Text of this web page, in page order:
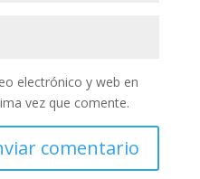
electrónico y web en
vez que comente.